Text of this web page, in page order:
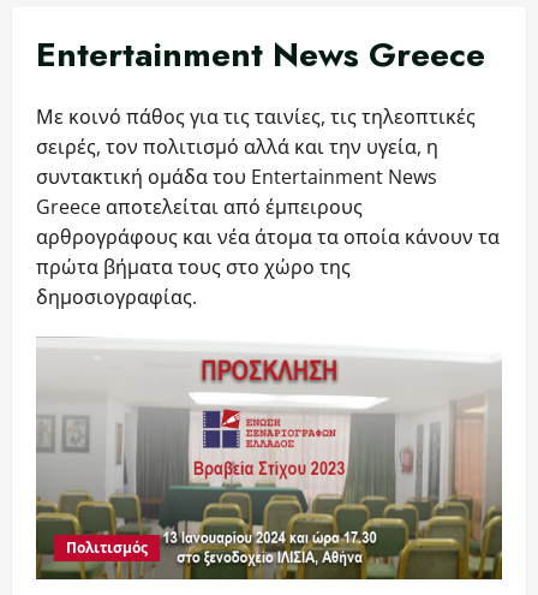
Entertainment News Greece
Με κοινό πάθος για τις ταινίες, τις τηλεοπτικές
σειρές, τον πολιτισμό αλλά και την υγεία, η
συντακτική ομάδα του Entertainment News
Greece αποτελείται από έμπειρους
αρθρογράφους και νέα άτομα τα οποία κάνουν τα
πρώτα βήματα τους στο χώρο της
δημοσιογραφίας.
Πολιτισμός